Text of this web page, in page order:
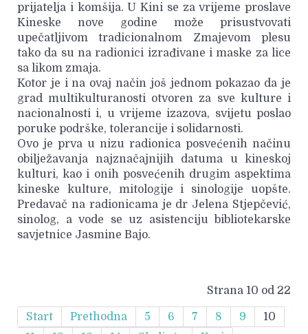
prijatelja i komšija. U Kini se za vrijeme proslave
Kineske nove godine može prisustvovati
upečatljivom tradicionalnom Zmajevom plesu
tako da su na radionici izrađivane i maske za lice
sa likom zmaja.
Kotor je i na ovaj način još jednom pokazao da je
grad multikulturanosti otvoren za sve kulture i
nacionalnosti i, u vrijeme izazova, svijetu poslao
poruke podrške, tolerancije i solidarnosti.
Ovo je prva u nizu radionica posvećenih načinu
obilježavanja najznačajnijih datuma u kineskoj
kulturi, kao i onih posvećenih drugim aspektima
kineske kulture, mitologije i sinologije uopšte.
Predavač na radionicama je dr Jelena Stjepčević,
sinolog, a vode se uz asistenciju bibliotekarske
savjetnice Jasmine Bajo.
Strana 10 od 22
Start Prethodna 5 6 7 8 9
10